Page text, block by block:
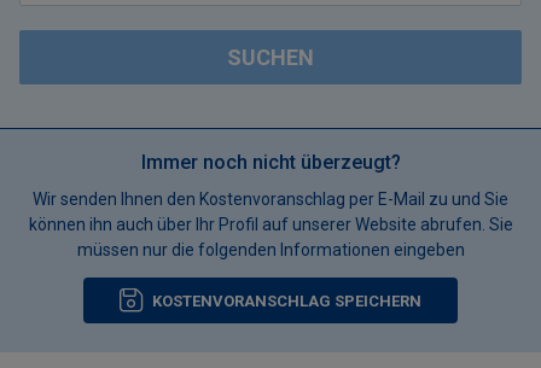
SUCHEN
Immer noch nicht überzeugt?
Wir senden Ihnen den Kostenvoranschlag per E-Mail zu und Sie
können ihn auch über Ihr Profil auf unserer Website abrufen. Sie
müssen nur die folgenden Informationen eingeben
KOSTENVORANSCHLAG SPEICHERN